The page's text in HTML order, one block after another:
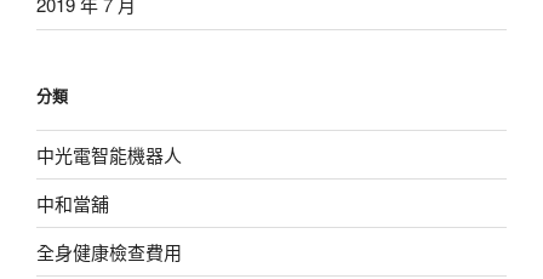
分類
中光電智能機器人
中和當舖
全身健康檢查費用